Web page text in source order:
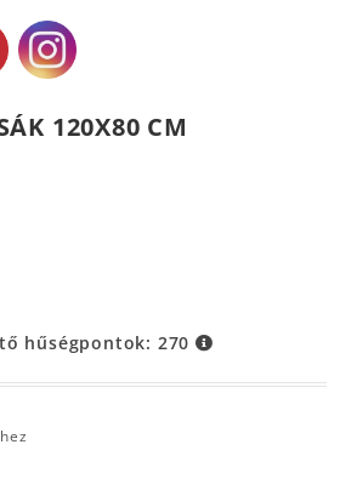
120X80 CM
hűségpontok: 270